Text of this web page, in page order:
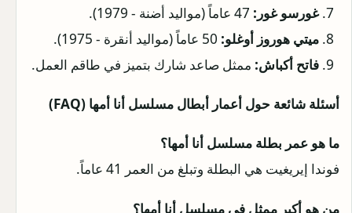
غورسو غور:
ميتي هوروز أوغلو:
فاتح أكباش: ممثل صاعد شارك بتميز في طاقم العمل.
أسئلة شائعة حول أعمار أبطال مسلسل أنا أمها (FAQ)
ما هو عمر بطلة مسلسل أنا أمها؟
فوندا إيريغيت هي البطلة وتبلغ من العمر 41 عاماً.
من هو أكبر ممثل في مسلسل أنا أمها؟